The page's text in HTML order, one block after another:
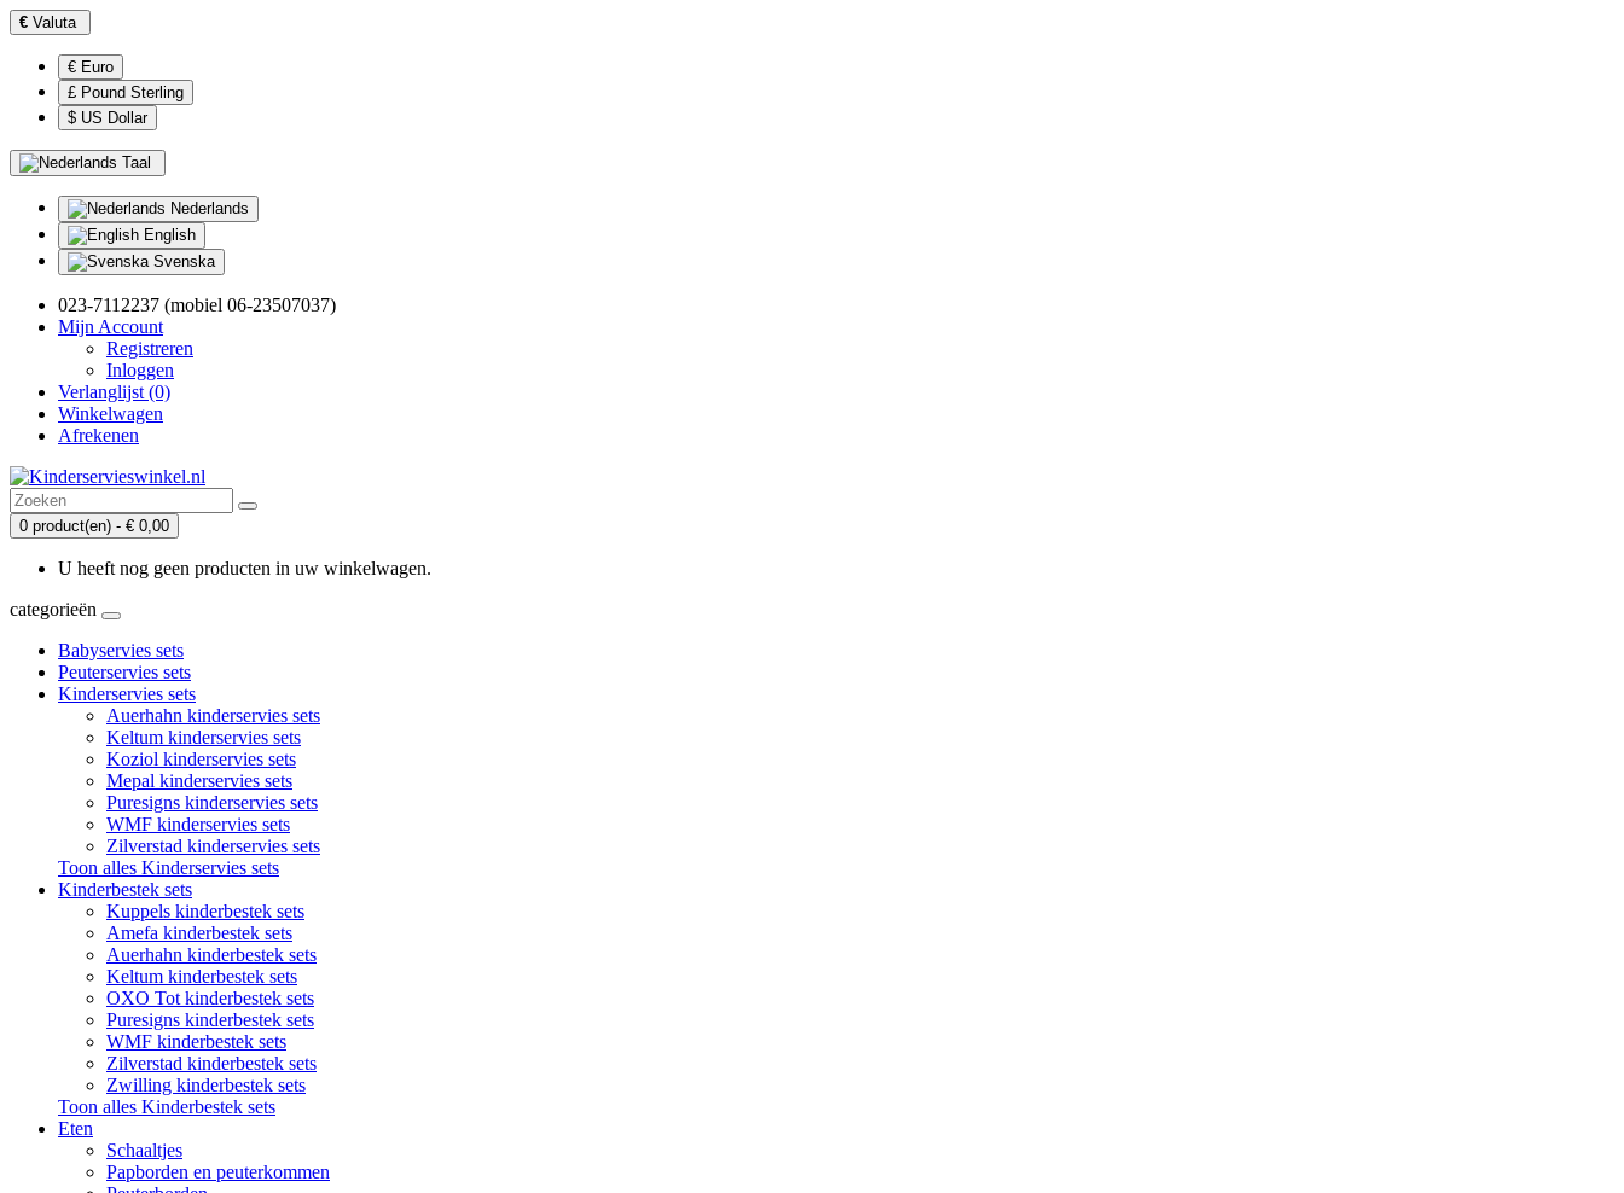
€ Valuta
€ Euro
£ Pound Sterling
$ US Dollar
Taal
Nederlands
English
Svenska
023-7112237 (mobiel 06-23507037)
Mijn Account
Registreren
Inloggen
Verlanglijst (0)
Winkelwagen
Afrekenen
0 product(en) - € 0,00
U heeft nog geen producten in uw winkelwagen.
categorieën
Babyservies sets
Peuterservies sets
Kinderservies sets
Auerhahn kinderservies sets
Keltum kinderservies sets
Koziol kinderservies sets
Mepal kinderservies sets
Puresigns kinderservies sets
WMF kinderservies sets
Zilverstad kinderservies sets
Toon alles Kinderservies sets
Kinderbestek sets
Kuppels kinderbestek sets
Amefa kinderbestek sets
Auerhahn kinderbestek sets
Keltum kinderbestek sets
OXO Tot kinderbestek sets
Puresigns kinderbestek sets
WMF kinderbestek sets
Zilverstad kinderbestek sets
Zwilling kinderbestek sets
Toon alles Kinderbestek sets
Eten
Schaaltjes
Papborden en peuterkommen